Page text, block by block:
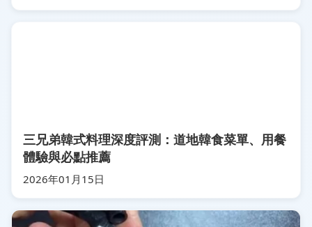
三兄弟韓式料理深度評測：道地韓食菜單、用餐
體驗與必點推薦
2026年01月15日